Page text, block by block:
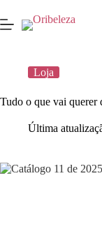
para
o
Loja
Tudo o que vai querer
Última